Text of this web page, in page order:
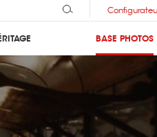
BASE PHOTOS